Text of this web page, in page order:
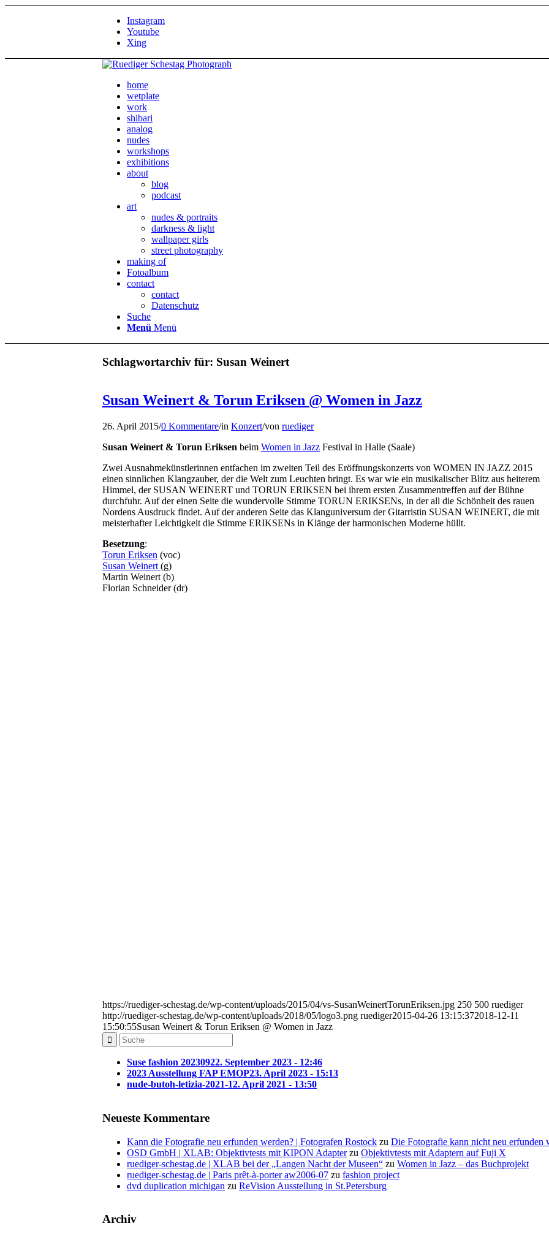
Instagram
Youtube
Xing
home
wetplate
work
shibari
analog
nudes
workshops
exhibitions
about
blog
podcast
art
nudes & portraits
darkness & light
wallpaper girls
street photography
making of
Fotoalbum
contact
contact
Datenschutz
Suche
Menü Menü
Schlagwortarchiv für: Susan Weinert
Susan Weinert & Torun Eriksen @ Women in Jazz
26. April 2015/0 Kommentare/in Konzert/von ruediger
Susan Weinert & Torun Eriksen beim Women in Jazz Festival in Halle (Saale)
Zwei Ausnahmekünstlerinnen entfachen im zweiten Teil des Eröffnungskonzerts von WOMEN IN JAZZ 2015
einen sinnlichen Klangzauber, der die Welt zum Leuchten bringt. Es war wie ein musikalischer Blitz aus heiterem
Himmel, der SUSAN WEINERT und TORUN ERIKSEN bei ihrem ersten Zusammentreffen auf der Bühne
durchfuhr. Auf der einen Seite die wundervolle Stimme TORUN ERIKSENs, in der all die Schönheit des rauen
Nordens Ausdruck findet. Auf der anderen Seite das Klanguniversum der Gitarristin SUSAN WEINERT, die mit
meisterhafter Leichtigkeit die Stimme ERIKSENs in Klänge der harmonischen Moderne hüllt.
Besetzung:
Torun Eriksen (voc)
Susan Weinert (g)
Martin Weinert (b)
Florian Schneider (dr)
https://ruediger-schestag.de/wp-content/uploads/2015/04/vs-SusanWeinertTorunEriksen.jpg 250 500 ruediger
http://ruediger-schestag.de/wp-content/uploads/2018/05/logo3.png ruediger2015-04-26 13:15:372018-12-11
15:50:55Susan Weinert & Torun Eriksen @ Women in Jazz
Suse fashion 20230922. September 2023 - 12:46
2023 Ausstellung FAP EMOP23. April 2023 - 15:13
nude-butoh-letizia-2021-12. April 2021 - 13:50
Neueste Kommentare
Kann die Fotografie neu erfunden werden? | Fotografen Rostock zu Die Fotografie kann nicht neu erfunden
OSD GmbH | XLAB: Objektivtests mit KIPON Adapterzu Objektivtests mit Adaptern auf Fuji X
ruediger-schestag.de | XLAB bei der „Langen Nacht der Museen“ zu Women in Jazz – das Buchprojekt
ruediger-schestag.de | Paris prêt-à-porter aw2006-07 zu fashion project
dvd duplication michigan zu ReVision Ausstellung in St.Petersburg
Archiv